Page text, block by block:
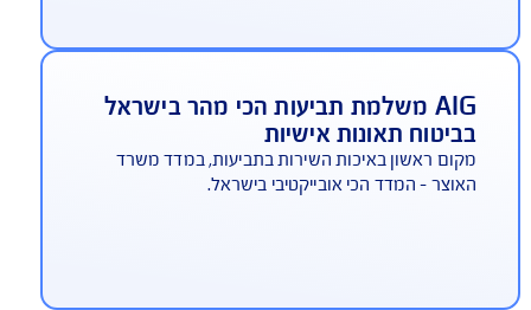
אטרקטיביים
AIG מציעה פתרונות ביטוח תאונות אישיות החל מ-1